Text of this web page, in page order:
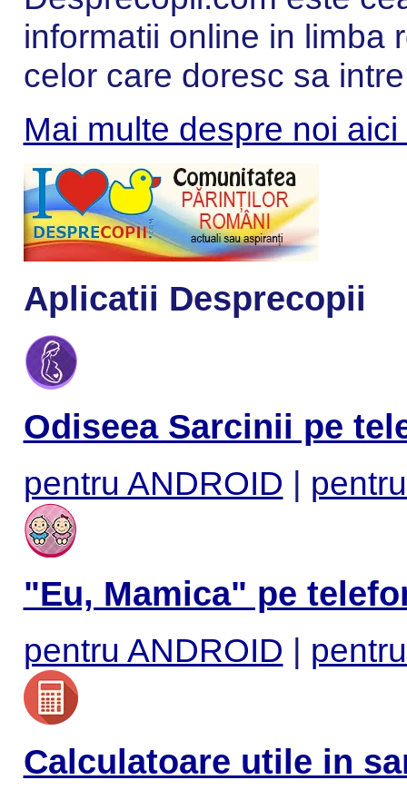
informatii online in limba
celor care doresc sa
Mai multe despre noi aici
Aplicatii Desprecopii
Odiseea Sarcinii pe
pentru ANDROID |
"Eu, Mamica" pe
pentru ANDROID |
Calculatoare utile in